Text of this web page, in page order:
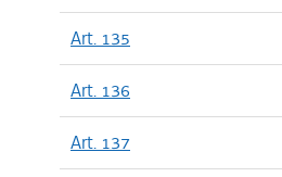
Art. 135
Art. 136
Art. 137